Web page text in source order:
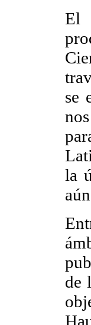
El
se
la
de